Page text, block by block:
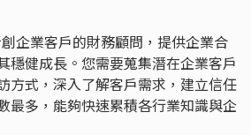
企業客戶的財務顧問，提供企業合
穩健成長。您需要蒐集潛在企業客戶
方式，深入了解客戶需求，建立信任
最多，能夠快速累積各行業知識與企